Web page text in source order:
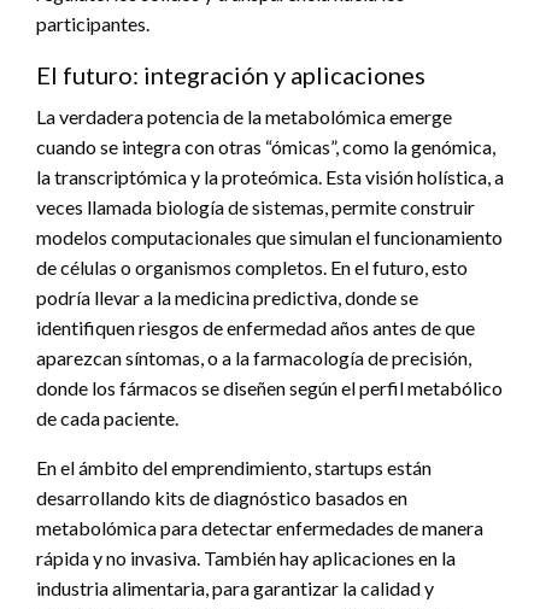
participantes.
El futuro: integración y aplicaciones
La verdadera potencia de la metabolómica emerge
cuando se integra con otras “ómicas”, como la genómica,
la transcriptómica y la proteómica. Esta visión holística, a
veces llamada biología de sistemas, permite construir
modelos computacionales que simulan el funcionamiento
de células o organismos completos. En el futuro, esto
podría llevar a la medicina predictiva, donde se
identifiquen riesgos de enfermedad años antes de que
aparezcan síntomas, o a la farmacología de precisión,
donde los fármacos se diseñen según el perfil metabólico
de cada paciente.
En el ámbito del emprendimiento, startups están
desarrollando kits de diagnóstico basados en
metabolómica para detectar enfermedades de manera
rápida y no invasiva. También hay aplicaciones en la
industria alimentaria, para garantizar la calidad y